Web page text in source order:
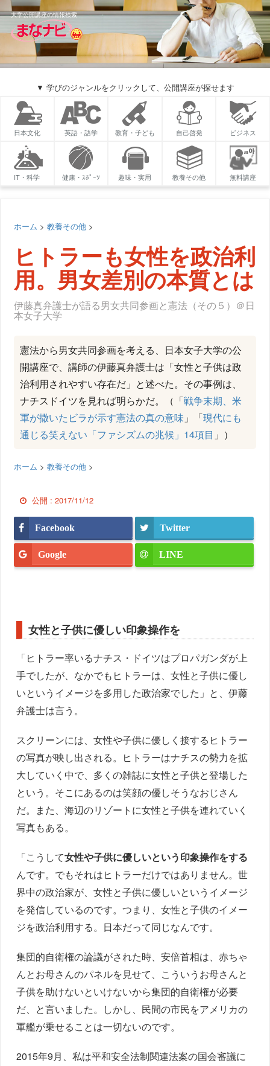
大学公開講座の情報検索
▼ 学びのジャンルをクリックして、公開講座が探せます
日本文化 英語・語学 教育・子ども 自己啓発 ビジネス
IT・科学 健康・ｽﾎﾟｰﾂ 趣味・実用 教養その他 無料講座
ホーム >教養その他 >
ヒトラーも女性を政治利
用。男女差別の本質とは
伊藤真弁護士が語る男女共同参画と憲法（その５）＠日
本女子大学
憲法から男女共同参画を考える、日本女子大学の公
開講座で、講師の伊藤真弁護士は「女性と子供は政
治利用されやすい存在だ」と述べた。その事例は、
ナチスドイツを見れば明らかだ。（「戦争末期、米
軍が撒いたビラが示す憲法の真の意味 」「現代にも
通じる笑えない「ファシズムの兆候」14項目 」）
ホーム >教養その他 >
公開 :2017/11/12
Facebook Twitter
Google LINE
女性と子供に優しい印象操作を
「ヒトラー率いるナチス・ドイツはプロパガンダが上
手でしたが、なかでもヒトラーは、女性と子供に優し
いというイメージを多用した政治家でした」と、伊藤
弁護士は言う。
スクリーンには、女性や子供に優しく接するヒトラー
の写真が映し出される。ヒトラーはナチスの勢力を拡
大していく中で、多くの雑誌に女性と子供と登場した
という。そこにあるのは笑顔の優しそうなおじさん
だ。また、海辺のリゾートに女性と子供を連れていく
写真もある。
「こうして女性や子供に優しいという印象操作をする
んです。でもそれはヒトラーだけではありません。世
界中の政治家が、女性と子供に優しいというイメージ
を発信しているのです。つまり、女性と子供のイメー
ジを政治利用する。日本だって同じなんです。
集団的自衛権の論議がされた時、安倍首相は、赤ちゃ
んとお母さんのパネルを見せて、こういうお母さんと
子供を助けないといけないから集団的自衛権が必要
だ、と言いました。しかし、民間の市民をアメリカの
軍艦が乗せることは一切ないのです。
2015年9月、私は平和安全法制関連法案の国会審議に